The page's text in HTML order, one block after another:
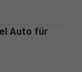
Auto für